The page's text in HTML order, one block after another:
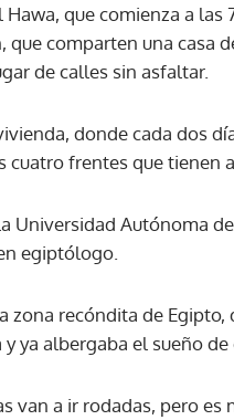
que comienza a las
comparten una casa
de calles sin asfaltar.
donde cada dos
frentes que tienen
Universidad Autónoma
egiptólogo.
recóndita de
ya albergaba el sueño
van a ir rodadas, pero